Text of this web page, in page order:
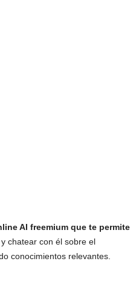
AI freemium que te permite
y chatear con él sobre el
conocimientos relevantes.